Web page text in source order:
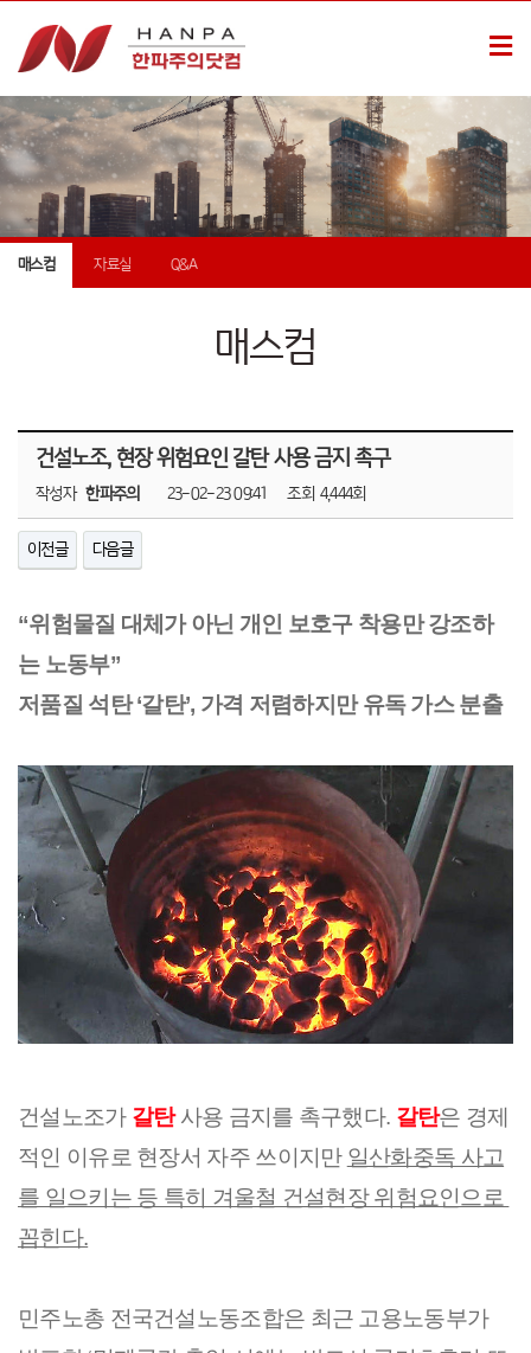
매스컴 자료실 Q&A
매스컴
건설노조, 현장 위험요인 갈탄 사용 금지 촉구
작성자 한파주의 23-02-23 09:41 조회 4,444회
이전글 다음글
“위험물질 대체가 아닌 개인 보호구 착용만 강조하
는 노동부”
저품질 석탄 ‘갈탄’, 가격 저렴하지만 유독 가스 분출
건설노조가 갈탄 사용 금지를 촉구했다. 갈탄은 경제
적인 이유로 현장서 자주 쓰이지만 일산화중독 사고
를 일으키는 등 특히 겨울철 건설현장 위험요인으로
꼽힌다.
민주노총 전국건설노동조합은 최근 고용노동부가